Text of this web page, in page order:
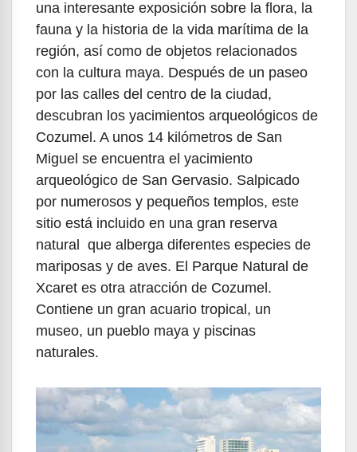
una interesante exposición sobre la flora, la
fauna y la historia de la vida marítima de la
región, así como de objetos relacionados
con la cultura maya. Después de un paseo
por las calles del centro de la ciudad,
descubran los yacimientos arqueológicos de
Cozumel. A unos 14 kilómetros de San
Miguel se encuentra el yacimiento
arqueológico de San Gervasio. Salpicado
por numerosos y pequeños templos, este
sitio está incluido en una gran reserva
natural que alberga diferentes especies de
mariposas y de aves. El Parque Natural de
Xcaret es otra atracción de Cozumel.
Contiene un gran acuario tropical, un
museo, un pueblo maya y piscinas
naturales.